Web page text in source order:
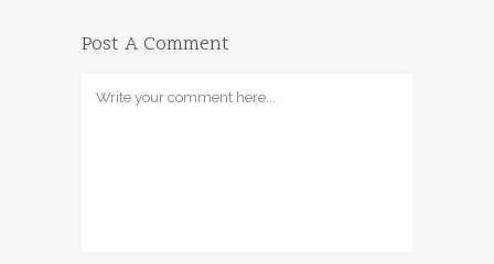
Post A Comment